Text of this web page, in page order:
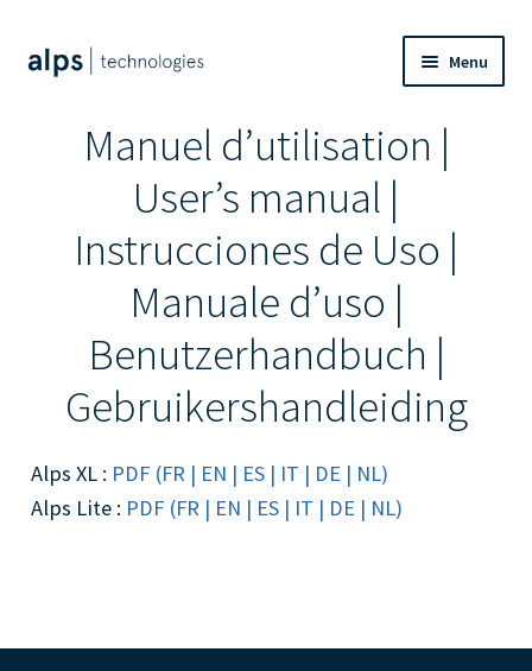
Aller
à
navigation
Aller
au
Menu
Boutique
Manuel d’utilisation |
User’s manual |
Instrucciones de Uso |
Manuale d’uso |
Benutzerhandbuch |
Gebruikershandleiding
Alps XL : PDF (FR | EN | ES | IT | DE | NL)
Alps Lite : PDF (FR | EN | ES | IT | DE | NL)